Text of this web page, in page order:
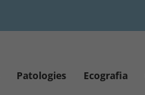
Patologies Ecografia